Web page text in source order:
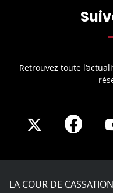
Retrouvez toute
Share
X
Share
LA COUR DE CASSATION